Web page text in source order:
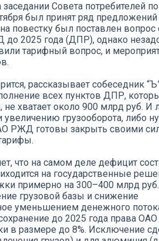
Совета потребителей
был принят ряд
повестку был поставлен вопрос
2025 года (ДПР), однако
тарифный вопрос, и
рассказывает собеседник
всех пунктов ДПР,
не хватает около 900 млрд руб. И
грузооборота, либо
РЖД готовы закрыть своими
что на самом деле дефицит
на государственные
примерно на 300–400 млрд
грузовой базы и снижение
уменьшением денежного
до 2025 года права
в размере до 8%. Исключение